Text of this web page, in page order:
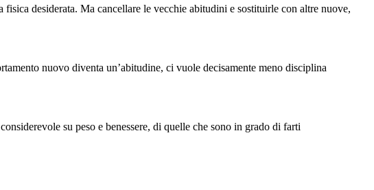
desiderata. Ma cancellare le vecchie abitudini e sostituirle con altre nuove,
nuovo diventa un’abitudine, ci vuole decisamente meno disciplina
su peso e benessere, di quelle che sono in grado di farti